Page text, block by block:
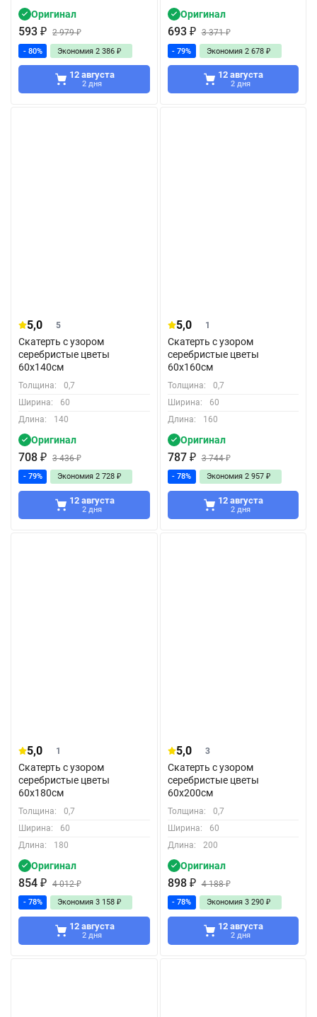
Оригинал
593 ₽ 2 979₽
- 80% Экономия 2 386 ₽
12 августа
2 дня
Оригинал
693 ₽ 3 371₽
- 79% Экономия 2 678 ₽
12 августа
2 дня
5,0 5
Скатерть с узором
серебристые цветы
60x140см
Толщина:
0,7
Ширина:
60
Длина:
140
Оригинал
708 ₽ 3 436₽
- 79% Экономия 2 728 ₽
12 августа
2 дня
5,0 1
Скатерть с узором
серебристые цветы
60x160см
Толщина:
0,7
Ширина:
60
Длина:
160
Оригинал
787 ₽ 3 744₽
- 78% Экономия 2 957 ₽
12 августа
2 дня
5,0 1
Скатерть с узором
серебристые цветы
60x180см
Толщина:
0,7
Ширина:
60
Длина:
180
Оригинал
854 ₽ 4 012₽
- 78% Экономия 3 158 ₽
12 августа
2 дня
5,0 3
Скатерть с узором
серебристые цветы
60x200см
Толщина:
0,7
Ширина:
60
Длина:
200
Оригинал
898 ₽ 4 188₽
- 78% Экономия 3 290 ₽
12 августа
2 дня